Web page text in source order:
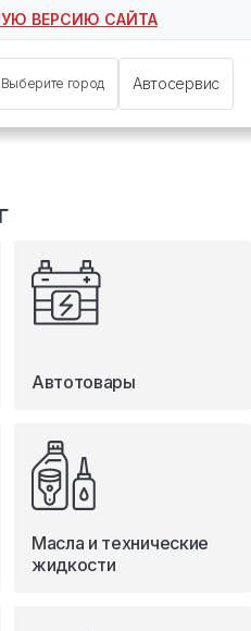
ВЕРСИЮ САЙТА
Выберите город Автосервис
Автотовары
Масла и технические
жидкости